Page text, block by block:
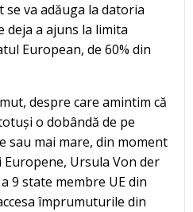
se va adăuga la datoria
deja a ajuns la limita
European, de 60% din
despre care amintim că
o dobândă de pe
sau mai mare, din moment
Ursula Von der
9 state membre UE din
împrumuturile din